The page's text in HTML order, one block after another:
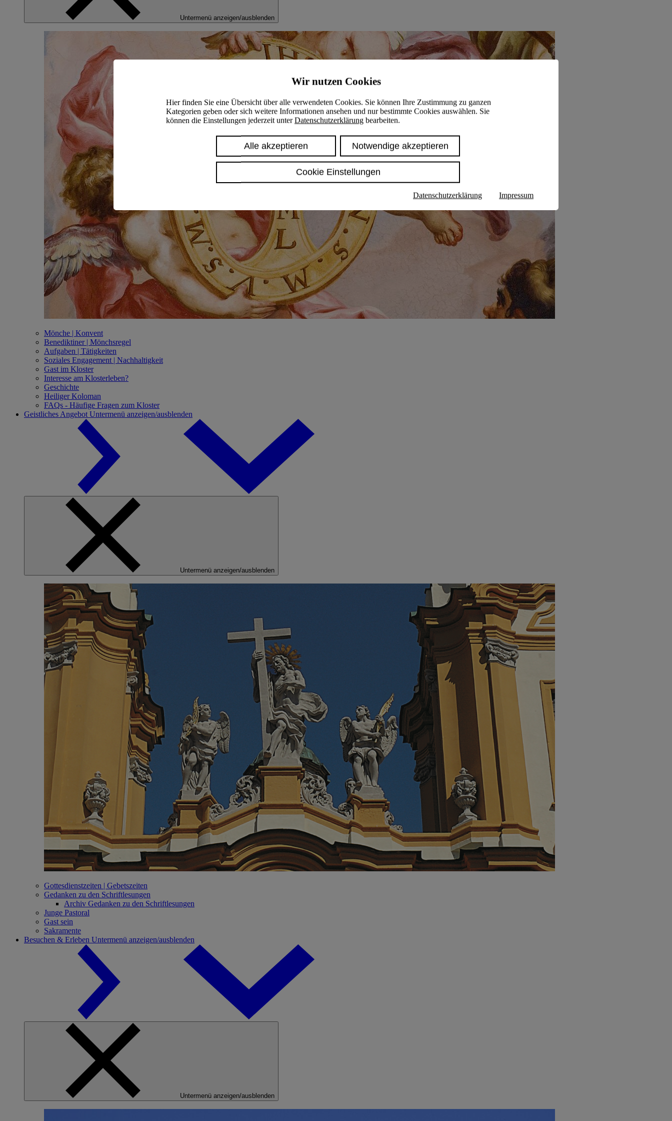
Wir nutzen Cookies
Hier finden Sie eine Übersicht über alle verwendeten Cookies. Sie können Ihre Zustimmung zu ganzen
Kategorien geben oder sich weitere Informationen ansehen und nur bestimmte Cookies auswählen. Sie
können die Einstellungen jederzeit unterDatenschutzerklärung bearbeiten.
Alle akzeptieren Notwendige akzeptieren
Cookie Einstellungen
Datenschutzerklärung Impressum
Untermenü anzeigen/ausblenden
Mönche | Konvent
Benediktiner | Mönchsregel
Aufgaben | Tätigkeiten
Soziales Engagement | Nachhaltigkeit
Gast im Kloster
Interesse am Klosterleben?
Geschichte
Heiliger Koloman
FAQs - Häufige Fragen zum Kloster
Geistliches Angebot Untermenü anzeigen/ausblenden
Untermenü anzeigen/ausblenden
Gottesdienstzeiten | Gebetszeiten
Gedanken zu den Schriftlesungen
Archiv Gedanken zu den Schriftlesungen
Junge Pastoral
Gast sein
Sakramente
Besuchen & Erleben Untermenü anzeigen/ausblenden
Untermenü anzeigen/ausblenden